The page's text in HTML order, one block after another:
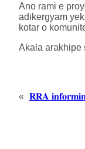
Ano rami e
adikergyam
kotar o
Akala arakhipe
« 𝐑𝐑𝐀